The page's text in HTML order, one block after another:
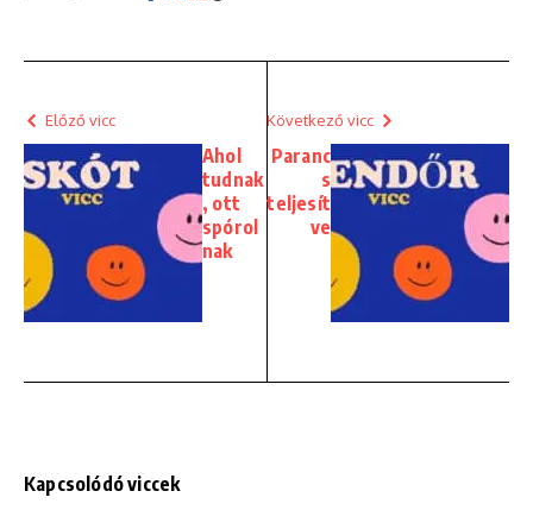
Előző vicc
Ahol
tudnak
, ott
spórol
nak
Következő vicc
Paranc
s
teljesít
ve
Kapcsolódó viccek